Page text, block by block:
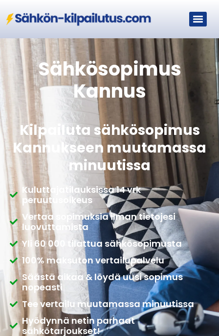
Sähkösopimus
Kannus
Kilpailuta sähkösopimus
Kannukseen muutamassa
minuutissa
Kuluttajatilauksissa 14 vrk
peruutusoikeus
Vertaa sopimuksia ilman tietojesi
luovuttamista
Yli 60 000 tilattua sähkösopimusta
100% maksuton vertailupalvelu
Säästä aikaa & löydä uusi sopimus
nopeasti
Tee vertailu muutamassa minuutissa
Hyödynnä netin parhaat
sähkötarjoukset!